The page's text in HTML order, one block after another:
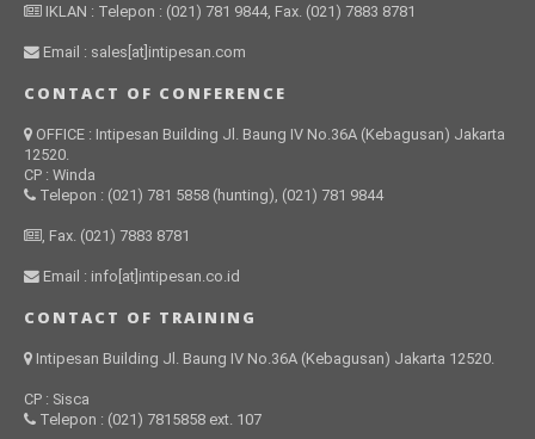
IKLAN : Telepon : (021) 781 9844, Fax. (021) 7883 8781
Email : sales[at]intipesan.com
CONTACT OF CONFERENCE
OFFICE : Intipesan Building Jl. Baung IV No.36A (Kebagusan) Jakarta
12520.
CP : Winda
Telepon : (021) 781 5858 (hunting), (021) 781 9844
, Fax. (021) 7883 8781
Email : info[at]intipesan.co.id
CONTACT OF TRAINING
Intipesan Building Jl. Baung IV No.36A (Kebagusan) Jakarta 12520.
CP : Sisca
Telepon : (021) 7815858 ext. 107